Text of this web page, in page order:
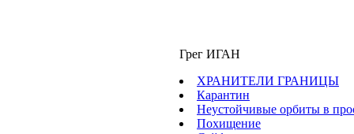
Грег ИГАН
ХРАНИТЕЛИ ГРАНИЦЫ
Карантин
Неустойчивые орбиты в
Похищение